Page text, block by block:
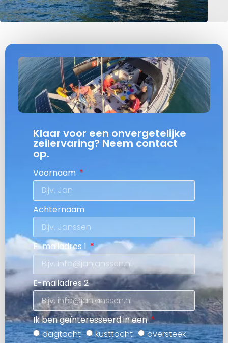
Klaar voor een onvergetelijke
zeilervaring? Neem contact
op.
Voornaam
Achternaam
E-mailadres 1
E-mailadres 2
Ik ben geïnteresseerd in een
dagtocht
kusttocht
oversteek